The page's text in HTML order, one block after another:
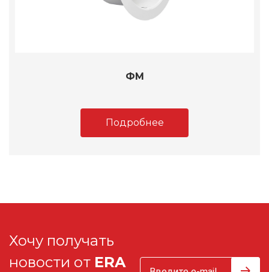
ФМ
Подробнее
Хочу получать
новости от ERA